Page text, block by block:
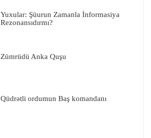
Yuxular: Şüurun Zamanla İnformasiya
Rezonansıdırmı?
Zümrüdü Anka Quşu
Qüdrətli ordumun Baş komandanı